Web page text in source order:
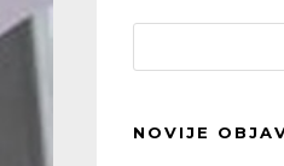
NOVIJE